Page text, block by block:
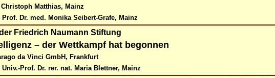
Matthias, Mainz
Prof. Dr. med. Monika Seibert-Grafe, Mainz
Friedrich Naumann Stiftung
– der Wettkampf hat begonnen
da Vinci GmbH, Frankfurt
Univ.-Prof. Dr. rer. nat. Maria Blettner, Mainz